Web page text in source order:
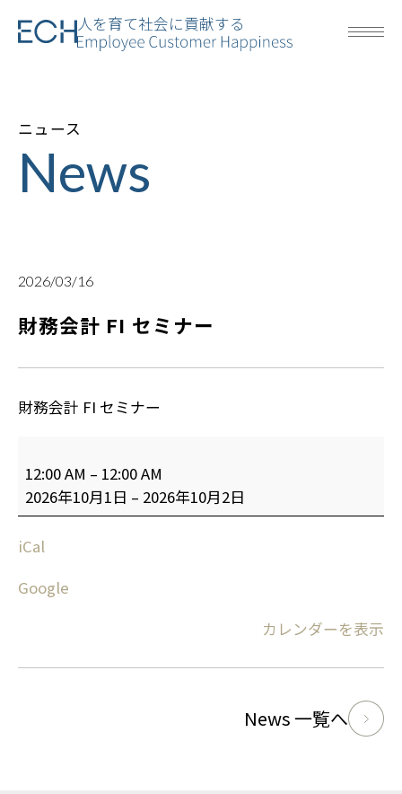
人を育て社会に貢献する
ニュース
News
2026/03/16
財務会計 FI セミナー
財務会計 FI セミナー
12:00 AM – 12:00 AM
2026年10月1日 – 2026年10月2日
iCal
Google
カレンダーを表示
News 一覧へ